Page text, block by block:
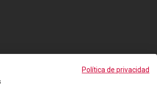
INSCRÍBETE
la política de privacidad y acepto el tratamiento de mis
Política de privacidad